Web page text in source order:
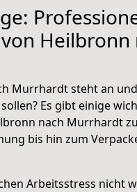
Heilbronn
Murrhardt steht an
Es gibt einige
nach Murrhardt
bis hin zum
Arbeitsstress nicht